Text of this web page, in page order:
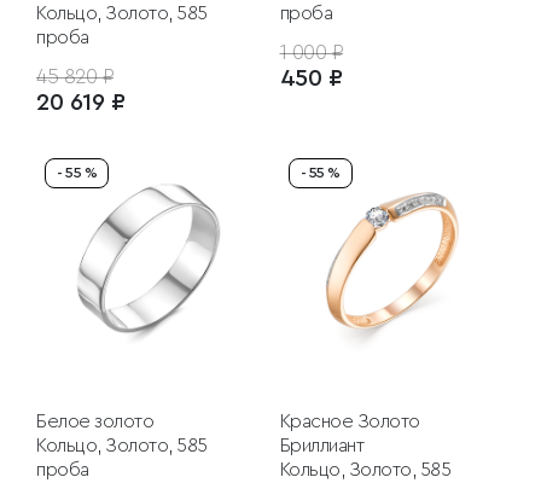
Кольцо, Золото, 585
проба
45 820 ₽
20 619 ₽
проба
1 000 ₽
450 ₽
- 55 %
Белое золото
Кольцо, Золото, 585
проба
- 55 %
Красное Золото
Бриллиант
Кольцо, Золото, 585